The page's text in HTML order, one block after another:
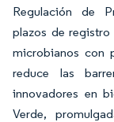
Regulación de
plazos de
microbianos con
reduce las
innovadores en
Verde,